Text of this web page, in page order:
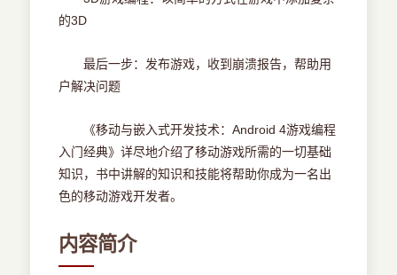
的3D
最后一步：发布游戏，收到崩溃报告，帮助用
户解决问题
《移动与嵌入式开发技术：Android 4游戏编程
入门经典》详尽地介绍了移动游戏所需的一切基础
知识，书中讲解的知识和技能将帮助你成为一名出
色的移动游戏开发者。
内容简介